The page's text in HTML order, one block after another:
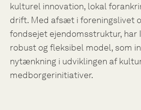
kulturel innovation, lokal
drift. Med afsæt i foreningslivet
fondsejet ejendomsstruktur, har
robust og fleksibel model, som
nytænkning i udviklingen af
medborgerinitiativer.